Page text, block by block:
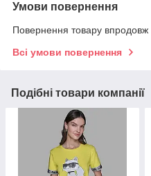
Умови повернення
Повернення товару впродовж
Всі умови повернення
Подібні товари компанії